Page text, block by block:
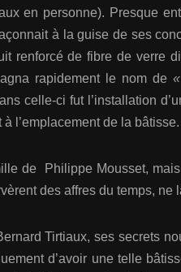
en personne). Presque
à la guise de ses
renforcé de fibre de verre
rapidement le nom de
celle-ci fut l’installation
l’emplacement de la bâtisse.
de Philippe Mousset,
des affres du temps,
Tirtiaux, ses secrets
d’avoir une telle